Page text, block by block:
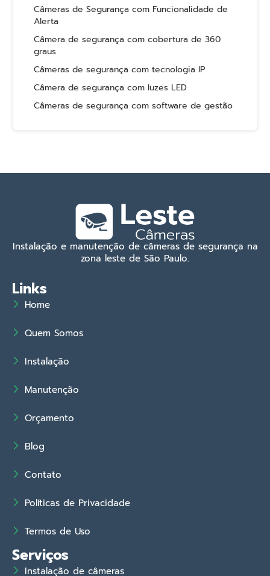
Câmeras de Segurança com Funcionalidade de
Alerta
Câmera de segurança com cobertura de 360
graus
Câmeras de segurança com tecnologia IP
Câmera de segurança com luzes LED
Câmeras de segurança com software de gestão
Instalação e manutenção de câmeras de segurança na
zona leste de São Paulo.
Links
Home
Quem Somos
Instalação
Manutenção
Orçamento
Blog
Contato
Políticas de Privacidade
Termos de Uso
Serviços
Instalação de câmeras